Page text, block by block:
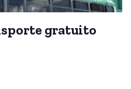
gratuito